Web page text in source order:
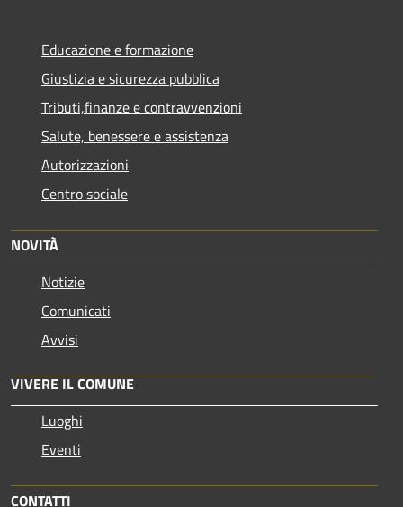
Educazione e formazione
Giustizia e sicurezza pubblica
Tributi,finanze e contravvenzioni
Salute, benessere e assistenza
Autorizzazioni
Centro sociale
NOVITÀ
Notizie
Comunicati
Avvisi
VIVERE IL COMUNE
Luoghi
Eventi
CONTATTI